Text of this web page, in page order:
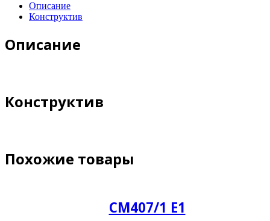
Описание
Конструктив
Описание
Конструктив
Похожие товары
СM407/1 Е1